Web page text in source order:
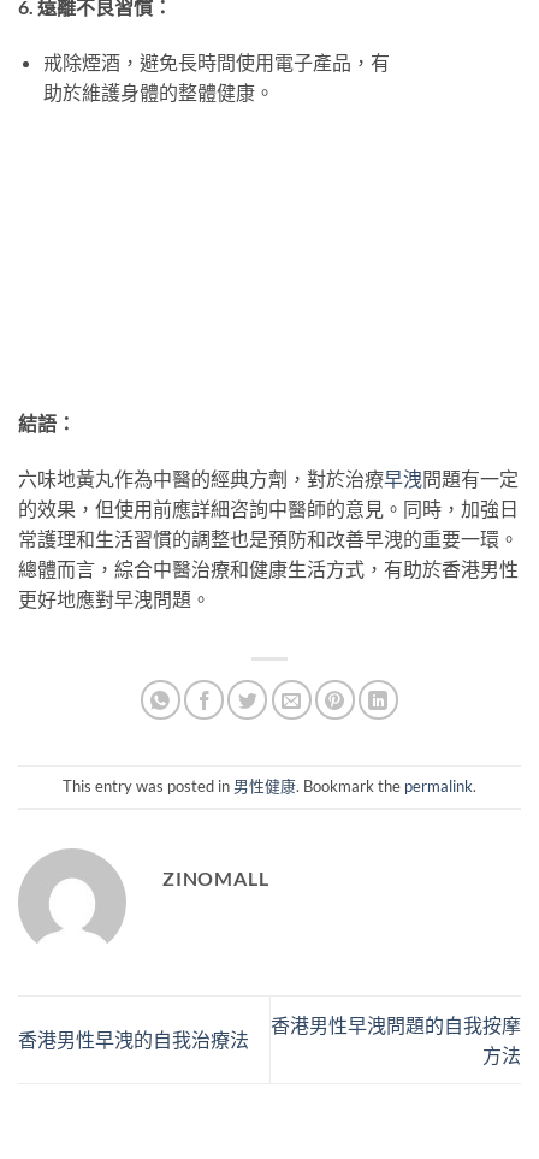
6. 遠離不良習慣：
戒除煙酒，避免長時間使用電子產品，有
助於維護身體的整體健康。
結語：
六味地黃丸作為中醫的經典方劑，對於治療早洩問題有一定
的效果，但使用前應詳細咨詢中醫師的意見。同時，加強日
常護理和生活習慣的調整也是預防和改善早洩的重要一環。
總體而言，綜合中醫治療和健康生活方式，有助於香港男性
更好地應對早洩問題。
This entry was posted in 男性健康. Bookmark the permalink.
ZINOMALL
香港男性早洩的自我治療法
香港男性早洩問題的自我按摩
方法